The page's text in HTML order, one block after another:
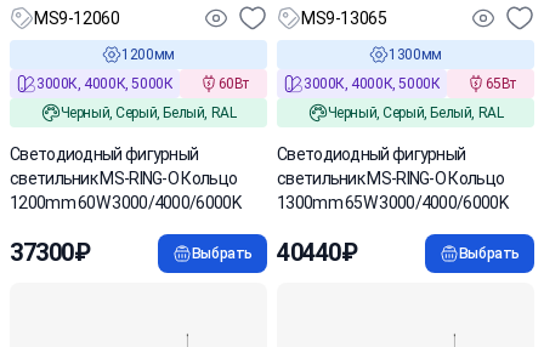
MS9-12060
1200мм
3000К, 4000К, 5000К
60Вт
Черный, Серый, Белый, RAL
Светодиодный фигурный
светильник MS-RING-O Кольцо
1200mm 60W 3000/4000/6000K
37300₽ Выбрать
MS9-13065
1300мм
3000К, 4000К, 5000К
65Вт
Черный, Серый, Белый, RAL
Светодиодный фигурный
светильник MS-RING-O Кольцо
1300mm 65W 3000/4000/6000K
40440₽ Выбрать